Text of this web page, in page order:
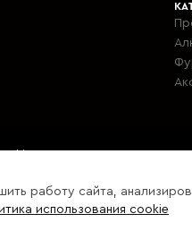
работу сайта,
использования cookie